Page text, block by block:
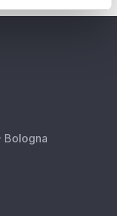
Bologna